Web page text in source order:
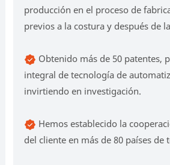
producción en el proceso de
previos a la costura y después de
Obtenido más de 50 patentes,
integral de tecnología de
invirtiendo en investigación.
Hemos establecido la
del cliente en más de 80 países de